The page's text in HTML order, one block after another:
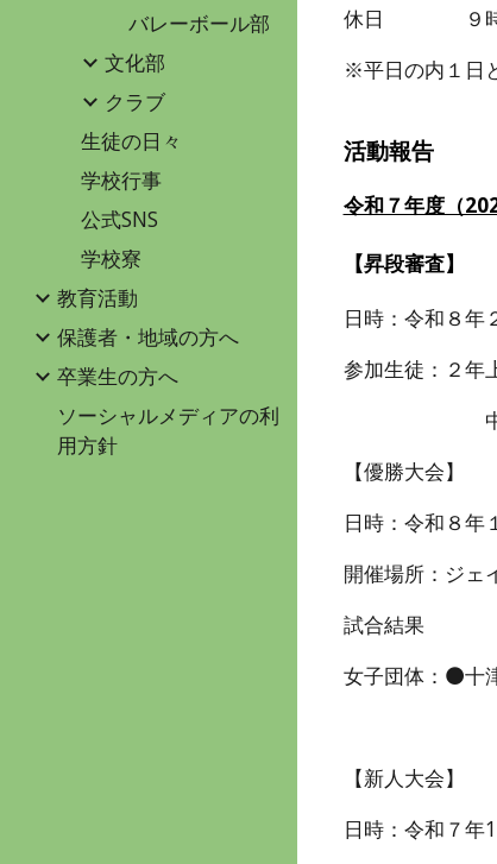
バレーボール部
文化部
クラブ
生徒の日々
学校行事
公式SNS
学校寮
教育活動
保護者・地域の方へ
卒業生の方へ
ソーシャルメディアの利
用方針
休日 ９時から
※平日の内１日
活動報告
令和７年度（
【昇段審査】
日時：令和 ８年
参加生徒： ２年
【優勝大会】
日時：令和８年
開催場所：ジェ
試合結果
女子団体：⚫
【新人大会】
日時：令和７